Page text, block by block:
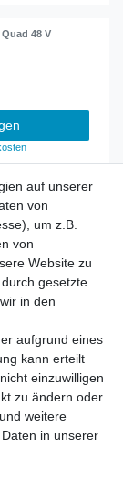
48 V
auf unserer
von
um z.B.
von
Website zu
gesetzte
in den
aufgrund eines
kann erteilt
einzuwilligen
zu ändern oder
und weitere
in unserer